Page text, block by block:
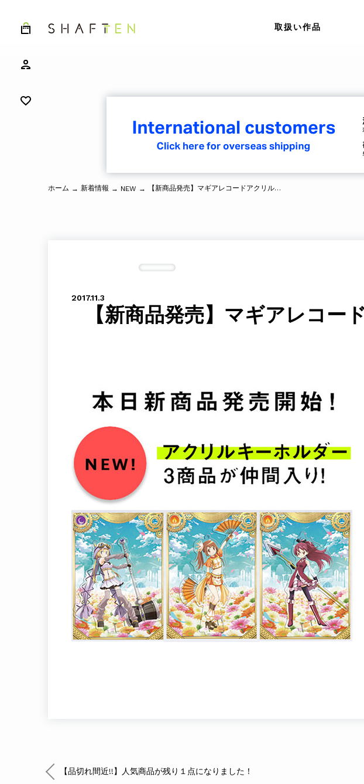
取扱い作品
ホーム → 新着情報 → NEW → 【新商品発売】マギアレコードアクリルキーホルダーに3商品追加！
2017.11.3
【新商品発売】マギアレコー
【品切れ間近!!】人気商品が残り１点になりました！